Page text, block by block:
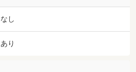
なし
あり